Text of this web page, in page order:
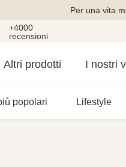
Per una vita
+4000
recensioni
Altri prodotti I nostri
più popolari Lifestyle